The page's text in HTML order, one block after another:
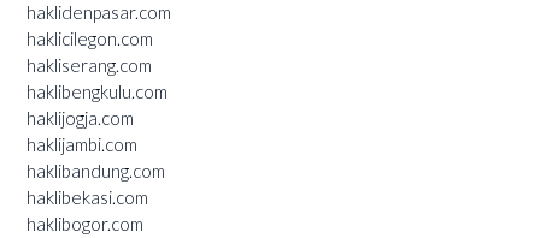
haklidenpasar.com
haklicilegon.com
hakliserang.com
haklibengkulu.com
haklijogja.com
haklijambi.com
haklibandung.com
haklibekasi.com
haklibogor.com